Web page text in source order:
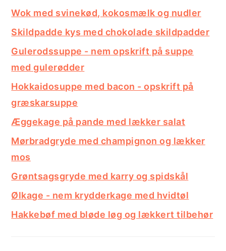
Wok med svinekød, kokosmælk og nudler
Skildpadde kys med chokolade skildpadder
Gulerodssuppe - nem opskrift på suppe
med gulerødder
Hokkaidosuppe med bacon - opskrift på
græskarsuppe
Æggekage på pande med lækker salat
Mørbradgryde med champignon og lækker
mos
Grøntsagsgryde med karry og spidskål
Ølkage - nem krydderkage med hvidtøl
Hakkebøf med bløde løg og lækkert tilbehør